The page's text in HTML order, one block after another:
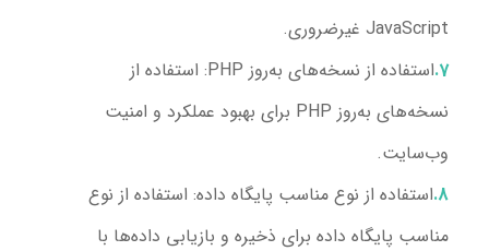
JavaScript غیرضروری.
استفاده از نسخه‌های به‌روز PHP
: استفاده از
نسخه‌های به‌روز PHP برای بهبود عملکرد و امنیت
وب‌سایت.
استفاده از نوع مناسب پایگاه داده: استفاده از نوع
مناسب پایگاه داده برای ذخیره و بازیابی داده‌ها با